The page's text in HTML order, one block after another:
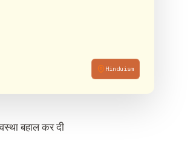
Hinduism
बहाल कर दी